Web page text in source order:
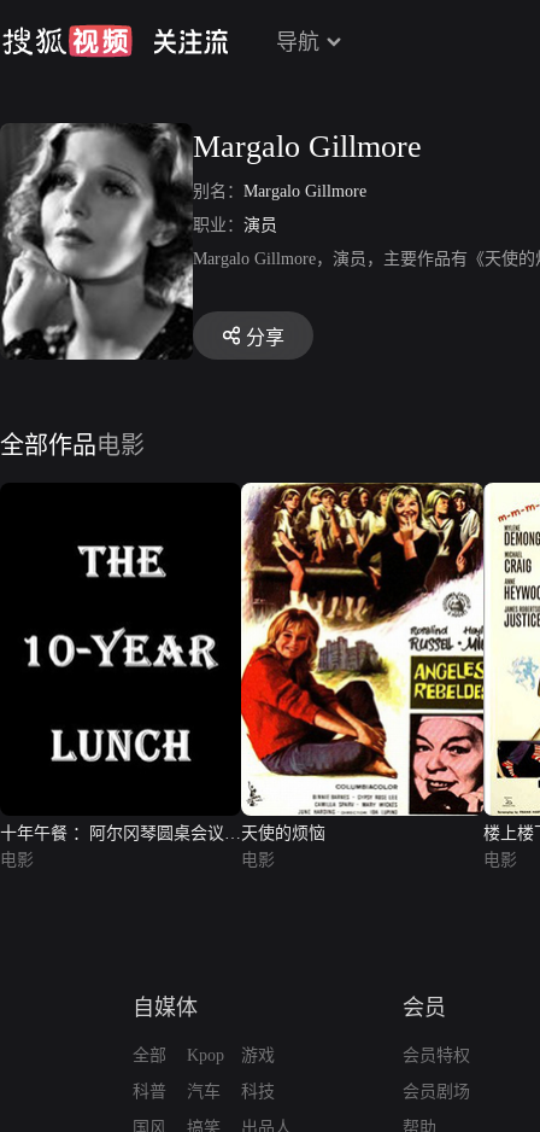
导航
Margalo Gillmore
别名： Margalo Gillmore
职业： 演员
Margalo Gillmore，演员，主要作品有《天使
分享
全部作品电影
十年午餐 ：阿尔冈琴圆桌会议传
奇
电影
天使的烦恼
电影
楼上楼
电影
自媒体
全部
科普
国风
Kpop
汽车
搞笑
游戏
科技
出品人
会员
会员特权
会员剧场
帮助